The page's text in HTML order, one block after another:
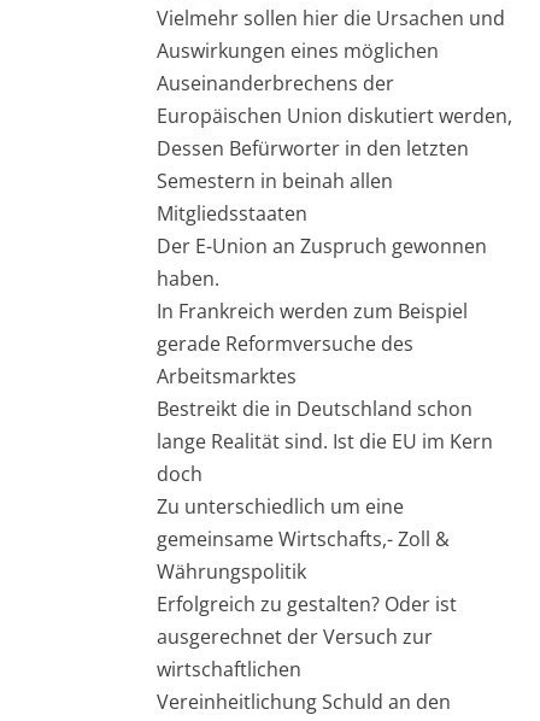
Vielmehr sollen hier die Ursachen und
Auswirkungen eines möglichen
Auseinanderbrechens der
Europäischen Union diskutiert werden,
Dessen Befürworter in den letzten
Semestern in beinah allen
Mitgliedsstaaten
Der E-Union an Zuspruch gewonnen
haben.
In Frankreich werden zum Beispiel
gerade Reformversuche des
Arbeitsmarktes
Bestreikt die in Deutschland schon
lange Realität sind. Ist die EU im Kern
doch
Zu unterschiedlich um eine
gemeinsame Wirtschafts,- Zoll &
Währungspolitik
Erfolgreich zu gestalten? Oder ist
ausgerechnet der Versuch zur
wirtschaftlichen
Vereinheitlichung Schuld an den